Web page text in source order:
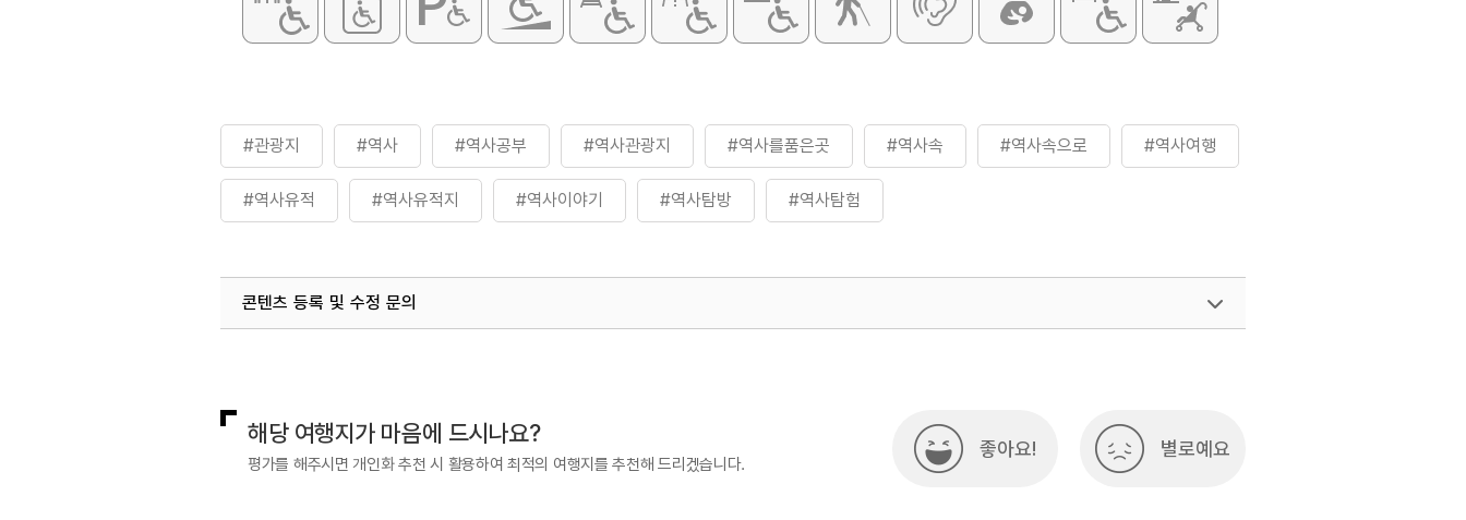
#관광지 #역사 #역사공부 #역사관광지 #역사를품은곳 #역사속 #역사속으로 #역사여행
#역사유적 #역사유적지 #역사이야기 #역사탐방 #역사탐험
콘텐츠 등록 및 수정 문의
해당 여행지가 마음에 드시나요?
평가를 해주시면 개인화 추천 시 활용하여 최적의 여행지를 추천해 드리겠습니다.
좋아요! 별로예요